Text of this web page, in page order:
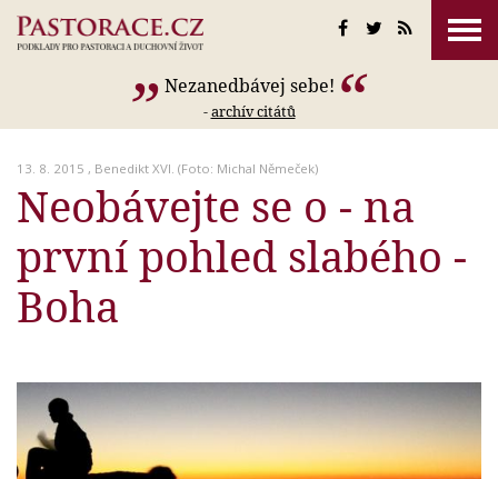
Nezanedbávej sebe!
-archív citátů
13. 8. 2015 , Benedikt XVI. (Foto: Michal Němeček)
Neobávejte se o - na
první pohled slabého -
Boha